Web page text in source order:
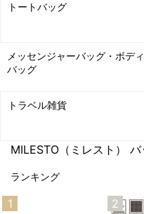
トートバッグ
メッセンジャーバッグ・ボディ
バッグ
トラベル雑貨
MILESTO（ミレスト） バ
ランキング
1 2